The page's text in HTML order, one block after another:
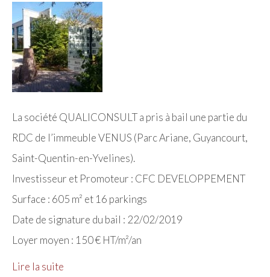
La société QUALICONSULT a pris à bail une partie du
RDC de l’immeuble VENUS (Parc Ariane, Guyancourt,
Saint-Quentin-en-Yvelines).
Investisseur et Promoteur : CFC DEVELOPPEMENT
Surface : 605 m² et 16 parkings
Date de signature du bail : 22/02/2019
Loyer moyen : 150 € HT/m²/an
Lire la suite